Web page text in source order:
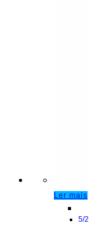
Ler mais
5/2